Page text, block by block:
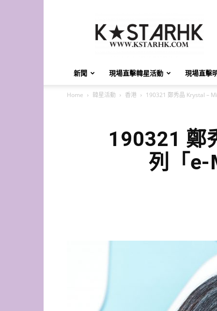
Star
HK
新聞 現場直擊韓星活動 現場直擊
Home 韓星活動 香港 190321 鄭秀晶 Krystal –
190321 鄭
列「e-